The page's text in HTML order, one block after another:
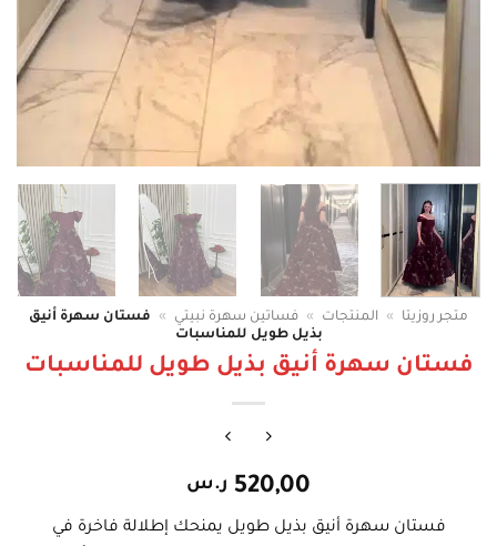
متجر روزيتا » المنتجات » فساتين سهرة نبيتي »
فستان سهرة أنيق
بذيل طويل للمناسبات
فستان سهرة أنيق بذيل طويل للمناسبات
520,00 ر.س
فستان سهرة أنيق بذيل طويل يمنحك إطلالة فاخرة في